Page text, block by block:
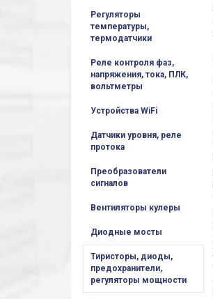
Регуляторы
температуры,
термодатчики
Реле контроля фаз,
напряжения, тока, ПЛК,
вольтметры
Устройства WiFi
Датчики уровня, реле
протока
Преобразователи
сигналов
Вентиляторы кулеры
Диодные мосты
Тиристоры, диоды,
предохранители,
регуляторы мощности